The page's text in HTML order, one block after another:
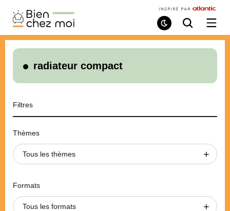
Bien
Chez
Moi
Mode
de
Recherche
/
le
radiateur compact
Filtres
Thèmes
Tous les thèmes
Formats
Tous les formats